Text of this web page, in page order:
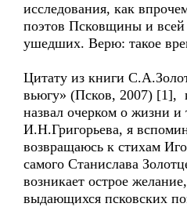
исследования, как
поэтов Псковщины и всей
ушедших. Верю: такое
Цитату из книги
вьюгу» (Псков, 2007) [1],
назвал очерком о жизни и
И.Н.Григорьева, я
возвращаюсь к стихам
самого Станислава
возникает острое
выдающихся псковских